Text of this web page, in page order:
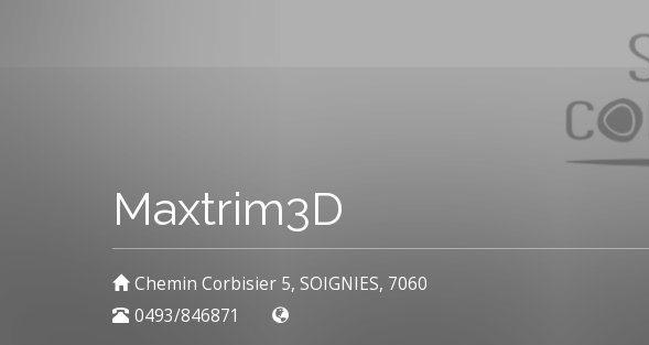
Maxtrim3D
Chemin Corbisier 5, SOIGNIES, 7060
0493/846871